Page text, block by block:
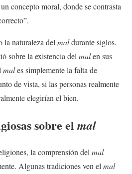
concepto moral, donde se contrasta
la naturaleza del maldurante siglos.
sobre la existencia del malen sus
males simplemente la falta de
de vista, si las personas realmente
elegirían el bien.
sobre elmal
la comprensión delmal
Algunas tradiciones ven elmal